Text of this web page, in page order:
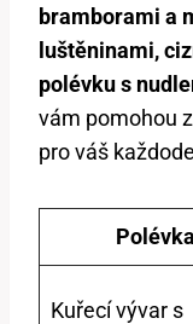
bramborami a
luštěninami,
polévku ​s​
vám pomohou⁤
pro ​váš
Polévka
Kuřecí vývar⁣ s